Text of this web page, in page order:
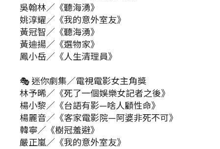
吳翰林／《聽海湧》
姚淳耀／《我的意外室友》
黃冠智／《聽海湧》
黃迪揚／《選物家》
鳳小岳／《人生清理員》
🎭 迷你劇集／電視電影女主角獎
林予晞／《死了一個娛樂女記者之後》
楊小黎／《台語有影—啥人顧性命》
楊麗音／《客家電影院—阿婆非死不可》
韓寧／《樹冠羞避》
嚴正嵐／《我的意外室友》